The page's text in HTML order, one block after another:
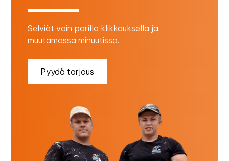
Selviät vain parilla klikkauksella ja
muutamassa minuutissa.
Pyydä tarjous